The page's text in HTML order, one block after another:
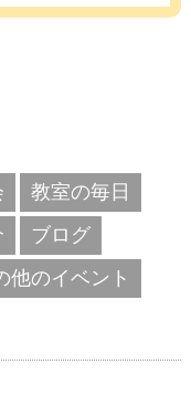
教室の毎日
ブログ
他のイベント